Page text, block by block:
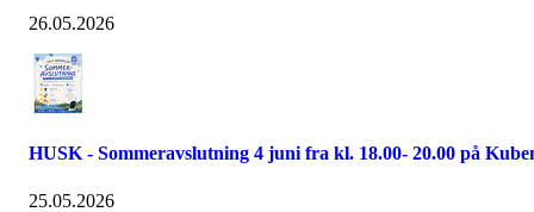
26.05.2026
HUSK - Sommeravslutning 4 juni fra kl. 18.00- 20.00 på
25.05.2026